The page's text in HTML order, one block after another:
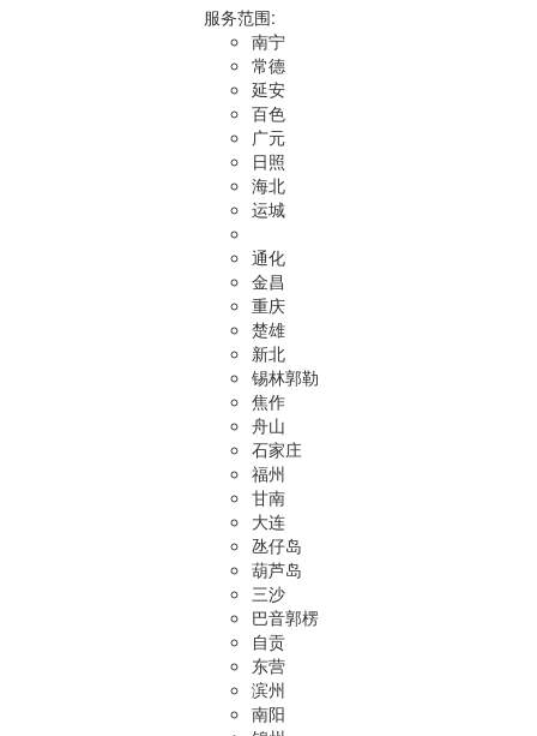
服务范围:
南宁
常德
延安
百色
广元
日照
海北
运城
通化
金昌
重庆
楚雄
新北
锡林郭勒
焦作
舟山
石家庄
福州
甘南
大连
氹仔岛
葫芦岛
三沙
巴音郭楞
自贡
东营
滨州
南阳